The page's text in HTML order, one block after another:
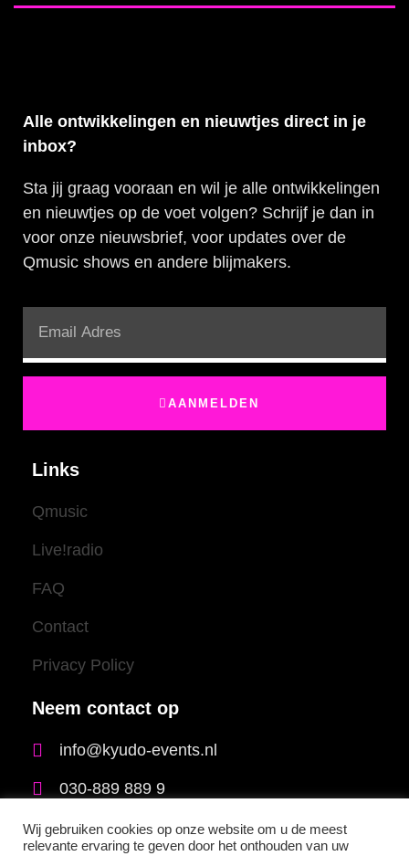
Alle ontwikkelingen en nieuwtjes direct in je
inbox?
Sta jij graag vooraan en wil je alle ontwikkelingen
en nieuwtjes op de voet volgen? Schrijf je dan in
voor onze nieuwsbrief, voor updates over de
Qmusic shows en andere blijmakers.
AANMELDEN
Links
Qmusic
Live!radio
FAQ
Contact
Privacy Policy
Neem contact op
info@kyudo-events.nl
030-889 889 9
Wij gebruiken cookies op onze website om u de meest
relevante ervaring te geven door het onthouden van uw